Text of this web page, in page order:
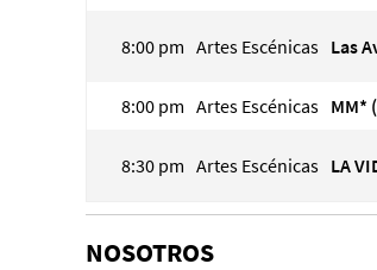
8:00 pm Artes Escénicas Las
8:00 pm Artes Escénicas MM*
8:30 pm Artes Escénicas LA
NOSOTROS